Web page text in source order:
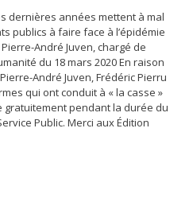
dernières années mettent à mal
publics à faire face à l’épidémie
André Juven, chargé de
du 18 mars 2020 En raison
André Juven, Frédéric Pierru
qui ont conduit à « la casse »
gratuitement pendant la durée du
Public. Merci aux Édition